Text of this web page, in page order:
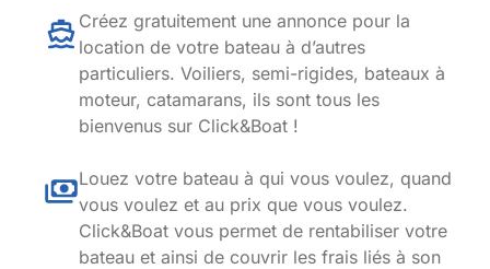
Créez gratuitement une annonce pour la
location de votre bateau à d’autres
particuliers. Voiliers, semi-rigides, bateaux à
moteur, catamarans, ils sont tous les
bienvenus sur Click&Boat !
Louez votre bateau à qui vous voulez, quand
vous voulez et au prix que vous voulez.
Click&Boat vous permet de rentabiliser votre
bateau et ainsi de couvrir les frais liés à son